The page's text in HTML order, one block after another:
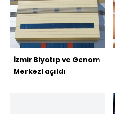
İzmir Biyotıp ve Genom
Merkezi açıldı